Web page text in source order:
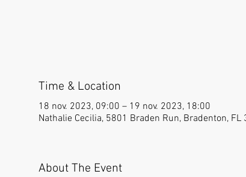
Time & Location
18 nov. 2023, 09:00 – 19 nov. 2023, 18:00
Nathalie Cecilia, 5801 Braden Run, Bradenton,
About The Event